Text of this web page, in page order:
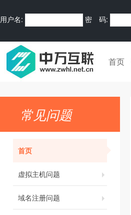
用户名: 密 码:
首页
常见问题
首页
虚拟主机问题
域名注册问题